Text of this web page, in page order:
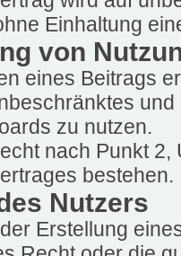
Einhaltung
von
eines Beitrags
zu nutzen.
nach Punkt
bestehen.
Nutzers
Erstellung